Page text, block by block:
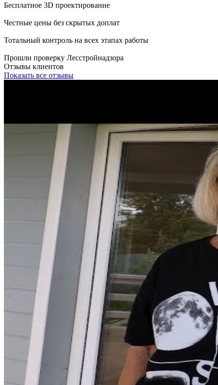
Бесплатное 3D проектирование
Честные цены без скрытых доплат
Тотальный контроль на всех этапах работы
Прошли проверку Лесстройнадзора
Отзывы клиентов
Показать все отзывы